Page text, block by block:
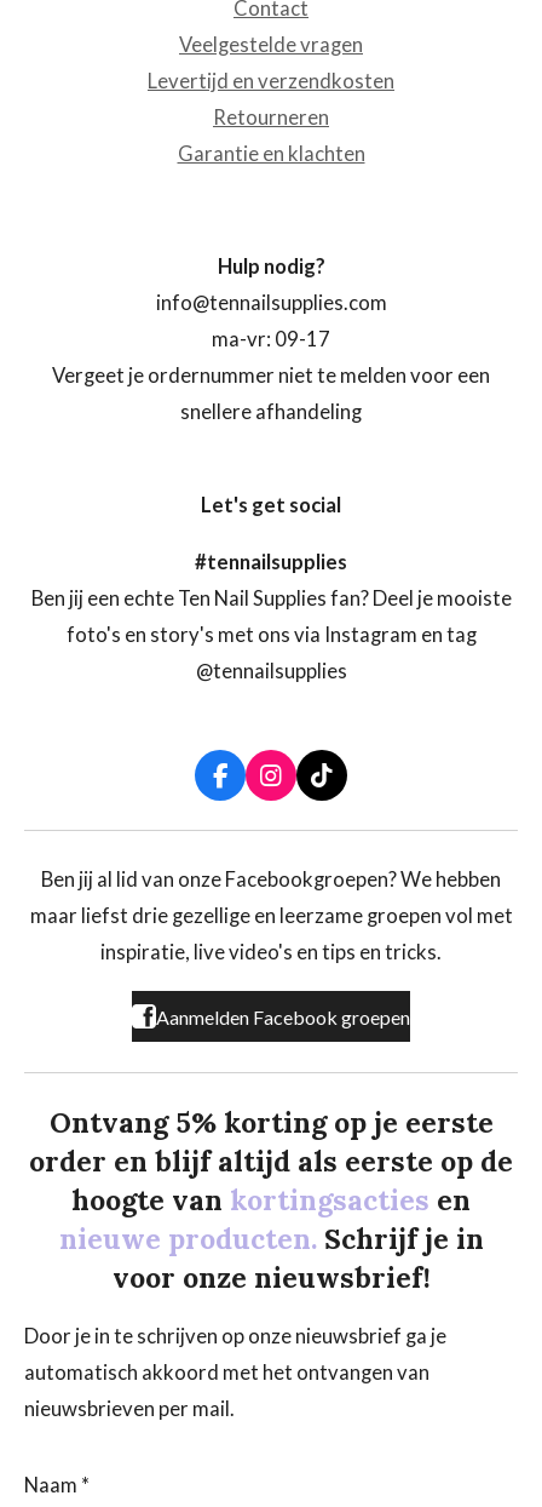
Contact
Veelgestelde vragen
Levertijd en verzendkosten
Retourneren
Garantie en klachten
Hulp nodig?
info@tennailsupplies.com
ma-vr: 09-17
Vergeet je ordernummer niet te melden voor een
snellere afhandeling
Let's get social
#tennailsupplies
Ben jij een echte Ten Nail Supplies fan? Deel je mooiste
foto's en story's met ons via Instagram en tag
@tennailsupplies
F
a
c
b
o
k
I
n
s
a
r
a
T
i
k
o
Ben jij al lid van onze Facebookgroepen? We hebben
maar liefst drie gezellige en leerzame groepen vol met
inspiratie, live video's en tips en tricks.
Aanmelden Facebook groepen
Ontvang 5% korting op je eerste
order en blijf altijd als eerste op de
hoogte van kortingsacties en
nieuwe producten. Schrijf je in
voor onze nieuwsbrief!
Door je in te schrijven op onze nieuwsbrief ga je
automatisch akkoord met het ontvangen van
nieuwsbrieven per mail.
Naam *